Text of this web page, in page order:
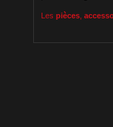
Les pièces,